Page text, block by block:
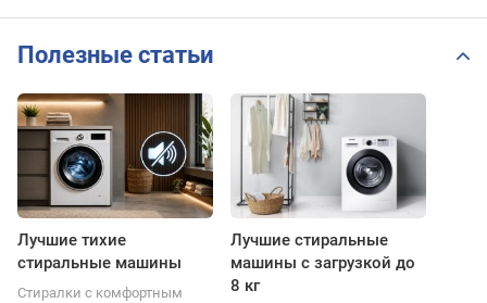
Полезные статьи
Лучшие тихие
стиральные машины
Стиралки с комфортным
Лучшие стиральные
машины с загрузкой до
8 кг